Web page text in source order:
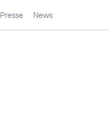
Presse News